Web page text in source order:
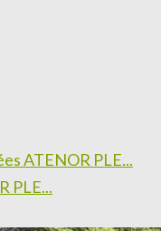
ATENOR PLE...
PLE...